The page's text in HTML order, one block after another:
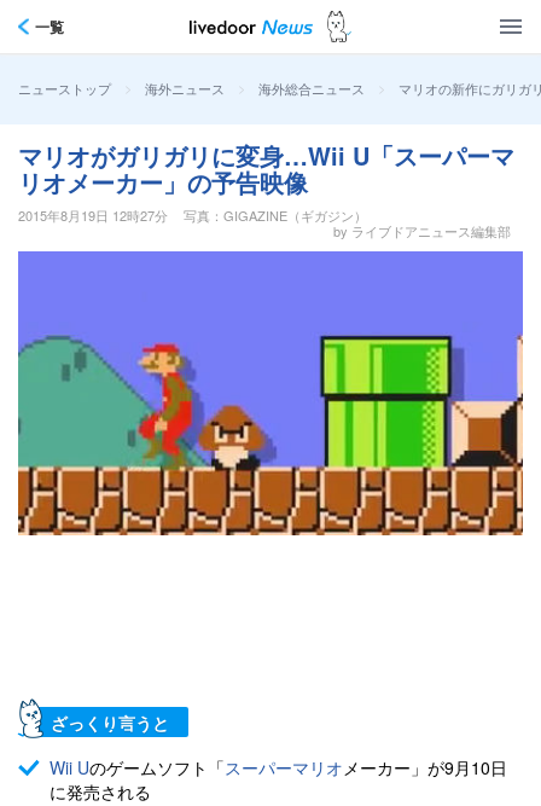
一覧
ニューストップ > 海外ニュース > 海外総合ニュース > マリオの新作にガリガ
マリオがガリガリに変身…Wii U「スーパーマ
リオメーカー」の予告映像
2015年8月19日 12時27分
写真：GIGAZINE（ギガジン）
by ライブドアニュース編集部
ざっくり言うと
Wii Uのゲームソフト「スーパーマリオメーカー」が9月10日
に発売される